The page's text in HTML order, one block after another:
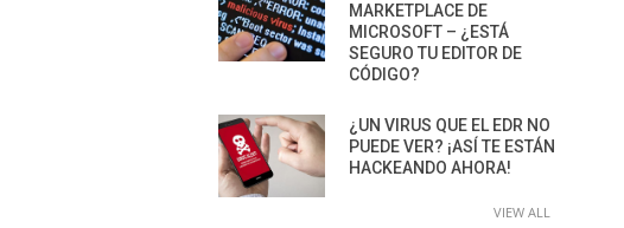
MARKETPLACE DE
MICROSOFT – ¿ESTÁ
SEGURO TU EDITOR DE
CÓDIGO?
¿UN VIRUS QUE EL EDR NO
PUEDE VER? ¡ASÍ TE ESTÁN
HACKEANDO AHORA!
VIEW ALL